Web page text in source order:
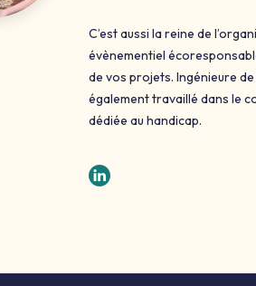
C’est aussi la reine de
évènementiel
de vos projets. Ingénieure
également travaillé dans le
dédiée au handicap.